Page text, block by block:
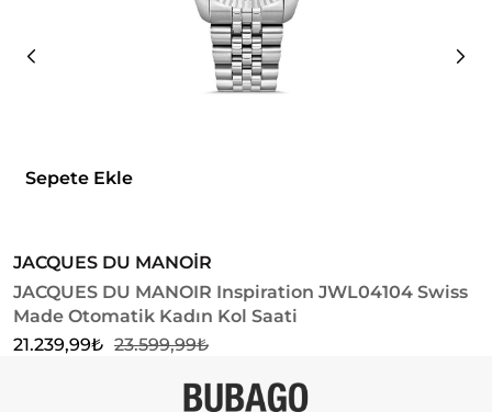
Sepete Ekle
JACQUES DU MANOİR
JACQUES DU MANOIR Inspiration JWL04104 Swiss
Made Otomatik Kadın Kol Saati
23.599,99₺
21.239,99₺